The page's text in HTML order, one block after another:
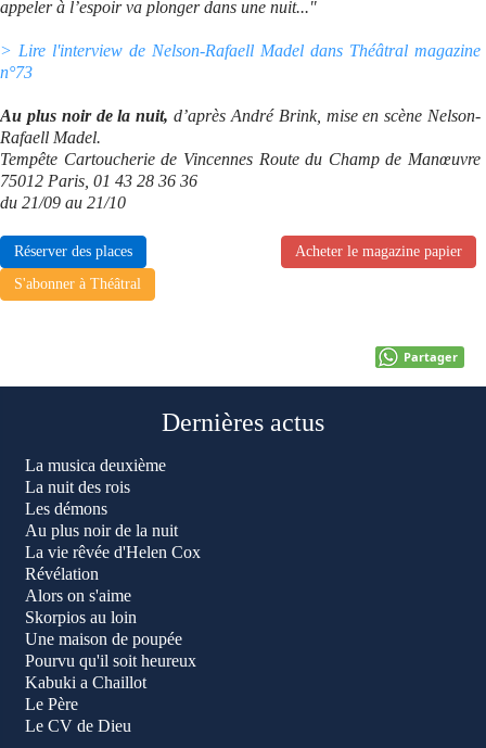
appeler à l’espoir va plonger dans une nuit..."
> Lire l'interview de Nelson-Rafaell Madel dans Théâtral magazine
n°73
Au plus noir de la nuit, d’après André Brink, mise en scène Nelson-
Rafaell Madel.
Tempête Cartoucherie de Vincennes Route du Champ de Manœuvre
75012 Paris, 01 43 28 36 36
du 21/09 au 21/10
Réserver des places
Acheter le magazine papier
S'abonner à Théâtral
Partager
Dernières actus
La musica deuxième
La nuit des rois
Les démons
Au plus noir de la nuit
La vie rêvée d'Helen Cox
Révélation
Alors on s'aime
Skorpios au loin
Une maison de poupée
Pourvu qu'il soit heureux
Kabuki a Chaillot
Le Père
Le CV de Dieu